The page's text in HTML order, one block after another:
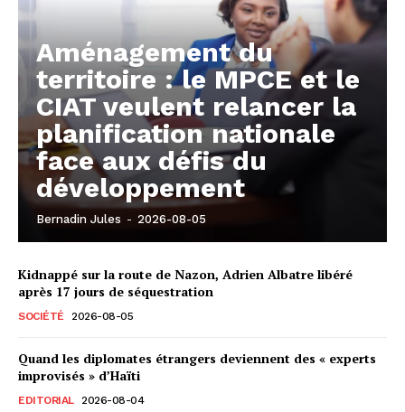
Aménagement du
territoire : le MPCE et le
CIAT veulent relancer la
planification nationale
face aux défis du
développement
Bernadin Jules - 2026-08-05
Kidnappé sur la route de Nazon, Adrien Albatre libéré
après 17 jours de séquestration
SOCIÉTÉ 2026-08-05
Quand les diplomates étrangers deviennent des « experts
improvisés » d’Haïti
EDITORIAL 2026-08-04